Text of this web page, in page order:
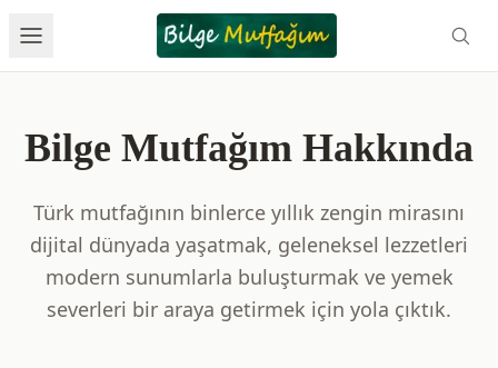
Bilge Mutfağım Hakkında
Türk mutfağının binlerce yıllık zengin mirasını
dijital dünyada yaşatmak, geleneksel lezzetleri
modern sunumlarla buluşturmak ve yemek
severleri bir araya getirmek için yola çıktık.